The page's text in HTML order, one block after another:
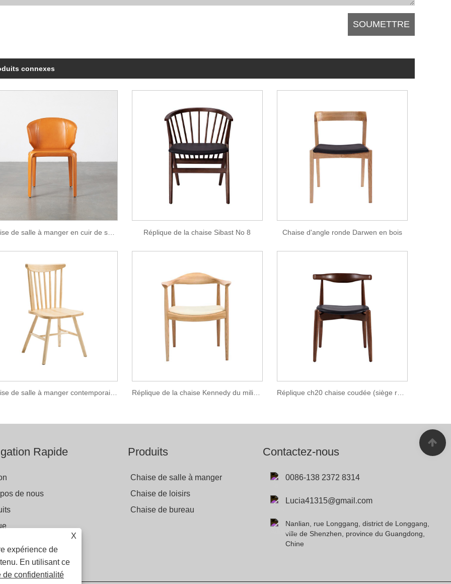
connexes
Réplique de la chaise Sibast No 8 Chaise d'angle ronde Darwen en bois
X
expérience de
En utilisant ce
de confidentialité
Rapide
de nous
nous
Produits
Chaise de salle à manger
Chaise de loisirs
Chaise de bureau
Contactez-nous
0086-138 2372 8314
Lucia41315@gmail.com
Nanlian, rue Longgang, district de Longgang,
ville de Shenzhen, province du Guangdong,
Chine